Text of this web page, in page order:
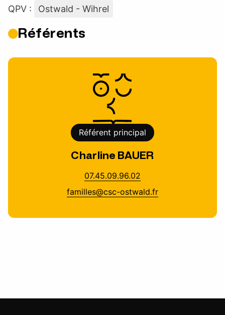
QPV : Ostwald - Wihrel
Référents
Référent principal
Charline BAUER
07.45.09.96.02
familles@csc-ostwald.fr